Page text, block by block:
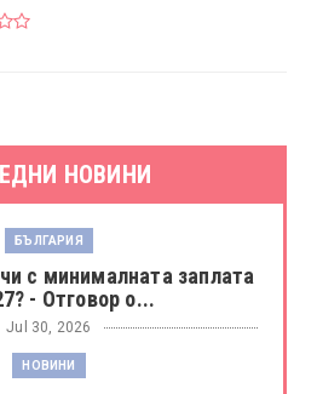
НОВИНИ
БЪЛГАРИЯ
с минималната заплата
- Отговор о...
Jul 30, 2026
НОВИНИ